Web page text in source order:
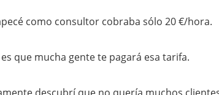
como consultor cobraba sólo 20 €/hora.
que mucha gente te pagará esa tarifa.